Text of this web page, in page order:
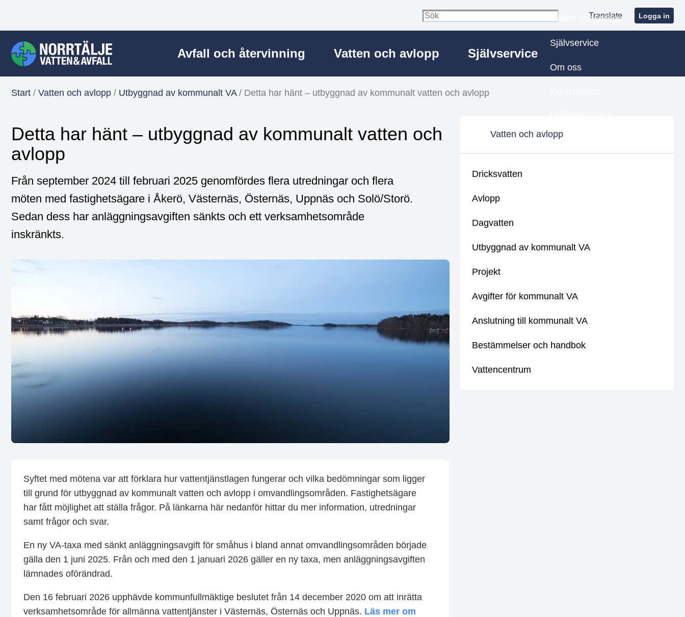
Translate Logga in
Avfall och återvinning Vatten och avlopp Självservice
Vatten och avlopp
Självservice
Om oss
Start / Vatten och avlopp / Utbyggnad av kommunalt VA/ Detta har hänt – utbyggnad av kommunalt vatten och avlopp
Detta har hänt – utbyggnad av kommunalt vatten och
avlopp
Från september 2024 till februari 2025 genomfördes flera utredningar och flera
möten med fastighetsägare i Åkerö, Västernäs, Östernäs, Uppnäs och Solö/Storö.
Sedan dess har anläggningsavgiften sänkts och ett verksamhetsområde
inskränkts.
Syftet med mötena var att förklara hur vattentjänstlagen fungerar och vilka bedömningar som ligger
till grund för utbyggnad av kommunalt vatten och avlopp i omvandlingsområden. Fastighetsägare
har fått möjlighet att ställa frågor. På länkarna här nedanför hittar du mer information, utredningar
samt frågor och svar.
En ny VA-taxa med sänkt anläggningsavgift för småhus i bland annat omvandlingsområden började
gälla den 1 juni 2025. Från och med den 1 januari 2026 gäller en ny taxa, men anläggningsavgiften
lämnades oförändrad.
Den 16 februari 2026 upphävde kommunfullmäktige beslutet från 14 december 2020 om att inrätta
verksamhetsområde för allmänna vattentjänster i Västernäs, Östernäs och Uppnäs. Läs mer om
Vatten och avlopp
Dricksvatten
Avlopp
Dagvatten
Utbyggnad av kommunalt VA
Projekt
Avgifter för kommunalt VA
Anslutning till kommunalt VA
Bestämmelser och handbok
Vattencentrum